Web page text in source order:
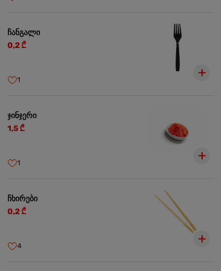
ჩანგალი
0,2 ₾
1
ჯინჯერი
1,5 ₾
1
ჩხირები
0,2 ₾
4